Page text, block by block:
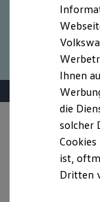
Lifestyle
T-
R-
we
Besitzer und
Service
Unser
exclusive
Details
Ihnen
die
solcher
ist,
Dritten